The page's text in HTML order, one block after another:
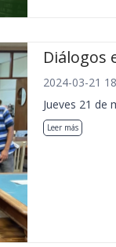
Diálogos
2024-03-21
Jueves 21 de
Leer más